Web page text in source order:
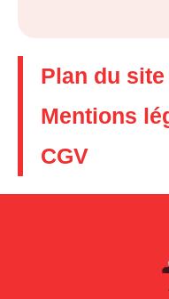
Plan du site
Mentions
CGV